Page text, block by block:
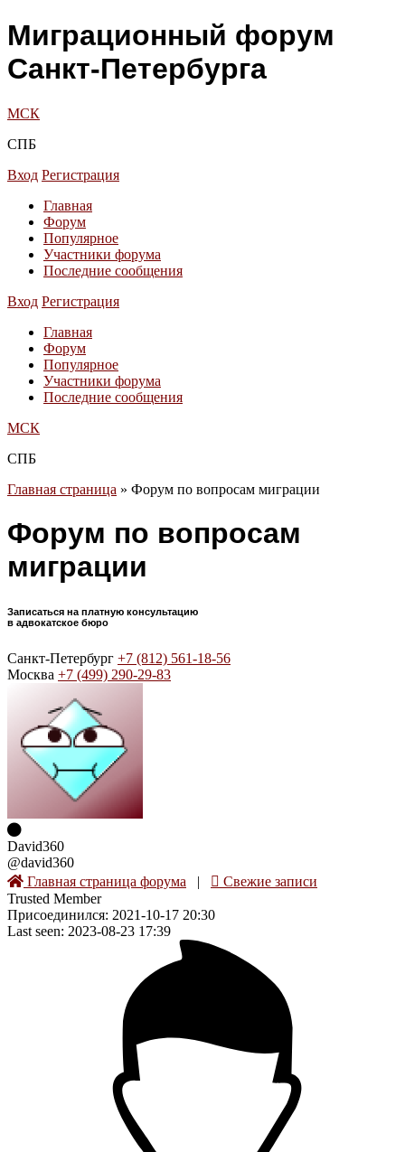
Миграционный форум
Санкт-Петербурга
МСК
СПБ
Вход Регистрация
Главная
Форум
Популярное
Участники форума
Последние сообщения
Вход Регистрация
Главная
Форум
Популярное
Участники форума
Последние сообщения
МСК
СПБ
Главная страница » Форум по вопросам миграции
Форум по вопросам
миграции
Записаться на платную консультацию
в адвокатское бюро
Санкт-Петербург +7 (812) 561-18-56
Москва +7 (499) 290-29-83
David360
@david360
Главная страница форума |
Свежие записи
Trusted Member
Присоединился: 2021-10-17 20:30
Last seen: 2023-08-23 17:39